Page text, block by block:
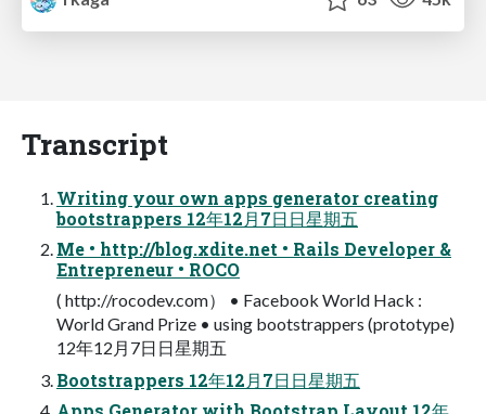
Transcript
Writing your own apps generator creating
bootstrappers 12年12月7⽇日星期五
Me • http://blog.xdite.net • Rails Developer &
Entrepreneur • ROCO
( http://rocodev.com） • Facebook World Hack :
World Grand Prize • using bootstrappers (prototype)
12年12月7⽇日星期五
Bootstrappers 12年12月7⽇日星期五